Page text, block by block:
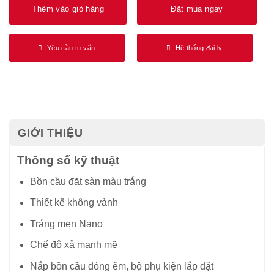
Thêm vào giỏ hàng Đặt mua ngay
Yêu cầu tư vấn Hệ thống đại lý
GIỚI THIỆU
Thông số kỹ thuật
Bồn cầu đặt sàn màu trắng
Thiết kế không vành
Tráng men Nano
Chế độ xả mạnh mẽ
Nắp bồn cầu đóng êm, bộ phụ kiện lắp đặt